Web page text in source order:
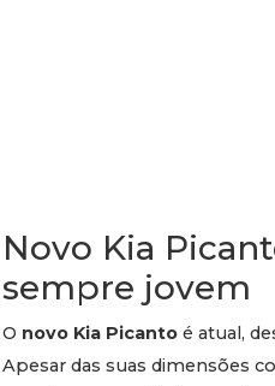
Novo Kia
sempre jovem
O novo Kia Picanto é atual,
Apesar das suas dimensões